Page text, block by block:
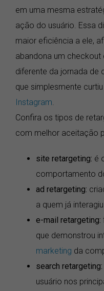
em uma mesma
ação do usuário. Essa
maior eficiência a ele,
abandona um
diferente da jornada de
que simplesmente
Instagram
Confira os tipos de
com melhor aceitação
site retargeting: é
comportamento
ad retargeting:
a quem já
e-mail retargeting:
que demonstrou
marketing da
search retargeting:
usuário nos